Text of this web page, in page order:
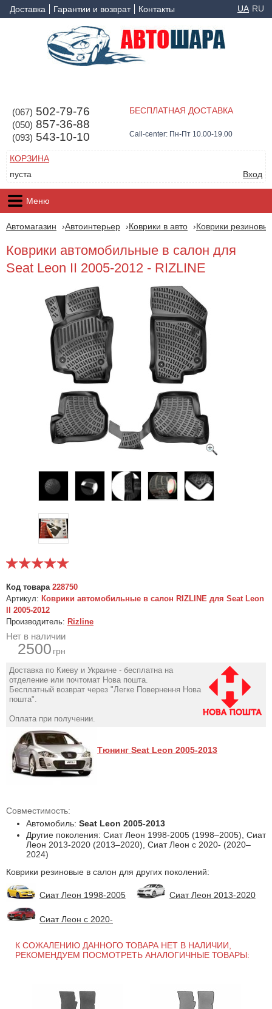
Доставка Гарантии и возврат Контакты UA RU
(067) 502-79-76
(050) 857-36-88
(093) 543-10-10
БЕСПЛАТНАЯ ДОСТАВКА
Call-center: Пн-Пт 10.00-19.00
КОРЗИНА
пуста
Вход
Меню
Автомагазин Автоинтерьер Коврики в авто Коврики
Коврики автомобильные в салон для
Seat Leon II 2005-2012 - RIZLINE
Код товара 228750
Артикул: Коврики автомобильные в салон RIZLINE для Seat Leon
II 2005-2012
Производитель: Rizline
Нет в наличии
2500 грн
Доставка по Киеву и Украине - бесплатна на
отделение или почтомат Нова пошта.
Бесплатный возврат через "Легке Повернення Нова
пошта".
Оплата при получении.
Тюнинг Seat Leon 2005-2013
Совместимость:
Автомобиль: Seat Leon 2005-2013
Другие поколения: Сиат Леон 1998-2005 (1998–2005), Сиат
Леон 2013-2020 (2013–2020), Сиат Леон с 2020- (2020–
2024)
Коврики резиновые в салон для других поколений:
Сиат Леон 1998-2005 Сиат Леон 2013-2020
Сиат Леон с 2020-
К СОЖАЛЕНИЮ ДАННОГО ТОВАРА НЕТ В НАЛИЧИИ,
РЕКОМЕНДУЕМ ПОСМОТРЕТЬ АНАЛОГИЧНЫЕ ТОВАРЫ: